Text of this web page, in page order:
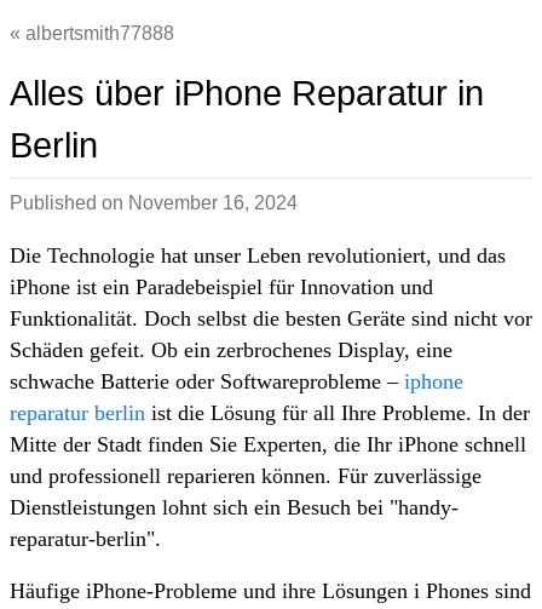
albertsmith77888
Alles über iPhone Reparatur in
Berlin
Published on November 16, 2024
Die Technologie hat unser Leben revolutioniert, und das
iPhone ist ein Paradebeispiel für Innovation und
Funktionalität. Doch selbst die besten Geräte sind nicht vor
Schäden gefeit. Ob ein zerbrochenes Display, eine
schwache Batterie oder Softwareprobleme – iphone
reparatur berlin ist die Lösung für all Ihre Probleme. In der
Mitte der Stadt finden Sie Experten, die Ihr iPhone schnell
und professionell reparieren können. Für zuverlässige
Dienstleistungen lohnt sich ein Besuch bei "handy-
reparatur-berlin".
Häufige iPhone-Probleme und ihre Lösungen i Phones sind